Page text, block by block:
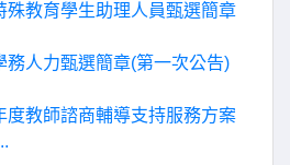
殊教育學生助理人員甄選簡章
務人力甄選簡章(第一次公告)
度教師諮商輔導支持服務方案